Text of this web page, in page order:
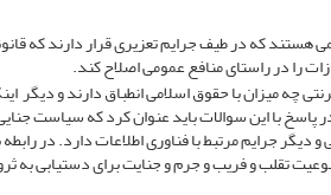
هستند که در طیف جرایم تعزیری قرار دارند که
را در راستای منافع عمومی اصلاح کند.
چه میزان با حقوق اسلامی انطباق دارند و دیگر
با این سوالات باید عنوان کرد که سیاست
جرایم مرتبط با فناوری اطلاعات دارد. در رابطه
تقلب و فریب و جرم و جنایت برای دستیابی